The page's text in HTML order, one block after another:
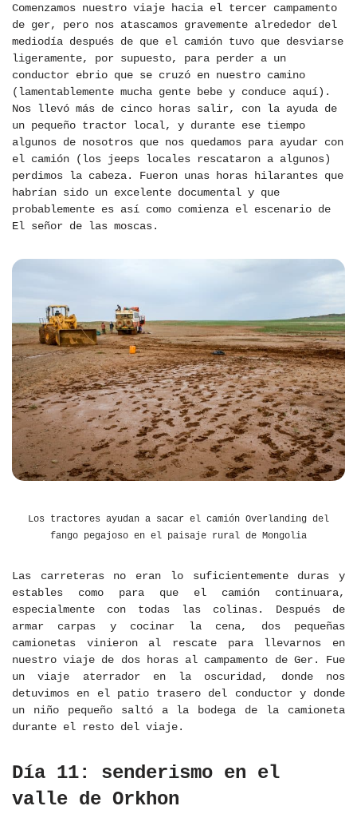
Comenzamos nuestro viaje hacia el tercer campamento
de ger, pero nos atascamos gravemente alrededor del
mediodía después de que el camión tuvo que desviarse
ligeramente, por supuesto, para perder a un
conductor ebrio que se cruzó en nuestro camino
(lamentablemente mucha gente bebe y conduce aquí).
Nos llevó más de cinco horas salir, con la ayuda de
un pequeño tractor local, y durante ese tiempo
algunos de nosotros que nos quedamos para ayudar con
el camión (los jeeps locales rescataron a algunos)
perdimos la cabeza. Fueron unas horas hilarantes que
habrían sido un excelente documental y que
probablemente es así como comienza el escenario de
El señor de las moscas.
Los tractores ayudan a sacar el camión Overlanding del
fango pegajoso en el paisaje rural de Mongolia
Las carreteras no eran lo suficientemente duras y
estables como para que el camión continuara,
especialmente con todas las colinas. Después de
armar carpas y cocinar la cena, dos pequeñas
camionetas vinieron al rescate para llevarnos en
nuestro viaje de dos horas al campamento de Ger. Fue
un viaje aterrador en la oscuridad, donde nos
detuvimos en el patio trasero del conductor y donde
un niño pequeño saltó a la bodega de la camioneta
durante el resto del viaje.
Día 11: senderismo en el
valle de Orkhon